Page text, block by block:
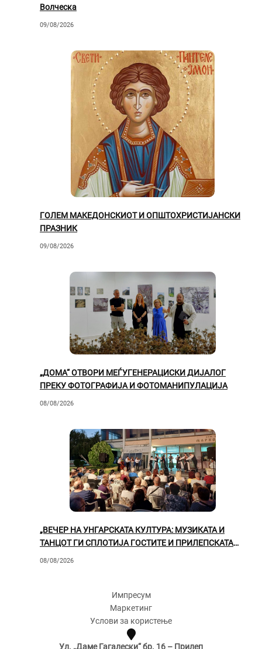
Волческа
09/08/2026
ГОЛЕМ МАКЕДОНСКИОТ И ОПШТОХРИСТИЈАНСКИ
ПРАЗНИК
09/08/2026
„ДОМА“ ОТВОРИ МЕЃУГЕНЕРАЦИСКИ ДИЈАЛОГ
ПРЕКУ ФОТОГРАФИЈА И ФОТОМАНИПУЛАЦИЈА
08/08/2026
„ВЕЧЕР НА УНГАРСКАТА КУЛТУРА: МУЗИКАТА И
ТАНЦОТ ГИ СПЛОТИЈА ГОСТИТЕ И ПРИЛЕПСКАТА
08/08/2026
Импресум
Маркетинг
Услови за користење
Ул. „Даме Гагалески“ бр. 16 – Прилеп